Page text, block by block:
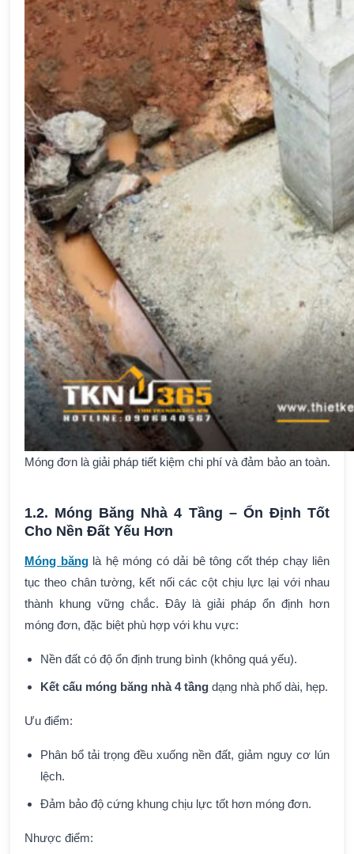
Móng đơn là giải pháp tiết kiệm chi phí và đảm bảo an toàn.
1.2. Móng Băng Nhà 4 Tầng – Ổn Định Tốt
Cho Nền Đất Yếu Hơn
Móng bănglà hệ móng có dải bê tông cốt thép chạy liên
tục theo chân tường, kết nối các cột chịu lực lại với nhau
thành khung vững chắc. Đây là giải pháp ổn định hơn
móng đơn, đặc biệt phù hợp với khu vực:
Nền đất có độ ổn định trung bình (không quá yếu).
Kết cấu móng băng nhà 4 tầng dạng nhà phố dài, hẹp.
Ưu điểm:
Phân bổ tải trọng đều xuống nền đất, giảm nguy cơ lún
lệch.
Đảm bảo độ cứng khung chịu lực tốt hơn móng đơn.
Nhược điểm: